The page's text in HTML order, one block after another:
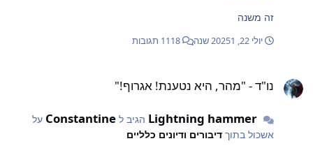
זה משנה
יולי 22, 2025 1 שנה
נו"ד - "מהר, היא נטענת! אגרוף!"
Lightning hammer הגיב ל Constantine על
אשכול בתוך דיבורים ודיונים כלליים